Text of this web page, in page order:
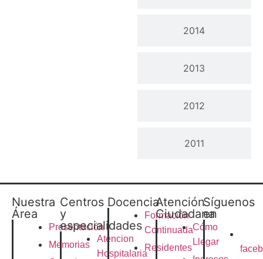
2014
2013
2012
2011
Nuestra
Área
Presentación
Memorias
Centros
y
especialidades
Atencion
Hospitalaria
Docencia
Formación
Continuada
Residentes
Atención
Ciudadana
Cómo
Llegar
Síguenos
en